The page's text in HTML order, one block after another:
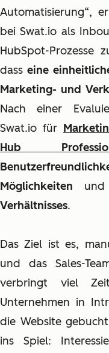
Automatisierung“,
bei Swat.io als
HubSpot-Prozesse
dasseine
Marketing- und
Nach einer
Swat.io für
Hub
Möglichkeiten
Verhältnisses.
Das Ziel ist es,
und das Sales-
verbringt viel
Unternehmen in
die Website
ins Spiel: